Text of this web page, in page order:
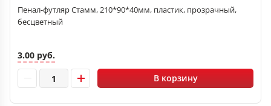
Пенал-футляр Стамм, 210*90*40мм, пластик, прозрачный,
бесцветный
3.00 руб.
В корзину